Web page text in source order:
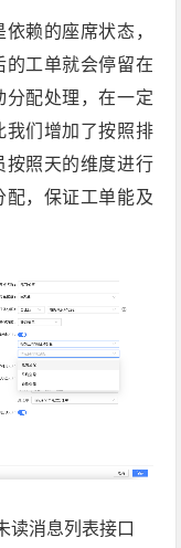
赖的座席状态，
的工单就会停留在
分配处理，在一定
我们增加了按照排
按照天的维度进行
配，保证工单能及
读消息列表接口